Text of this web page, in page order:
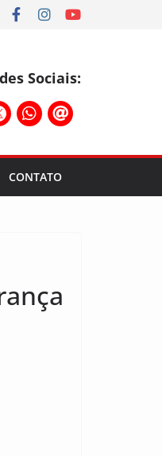
Sociais:
CONTATO